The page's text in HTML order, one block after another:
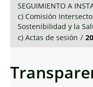
SEGUIMIENTO A
c) Comisión
Sostenibilidad y la
c) Actas de sesión /